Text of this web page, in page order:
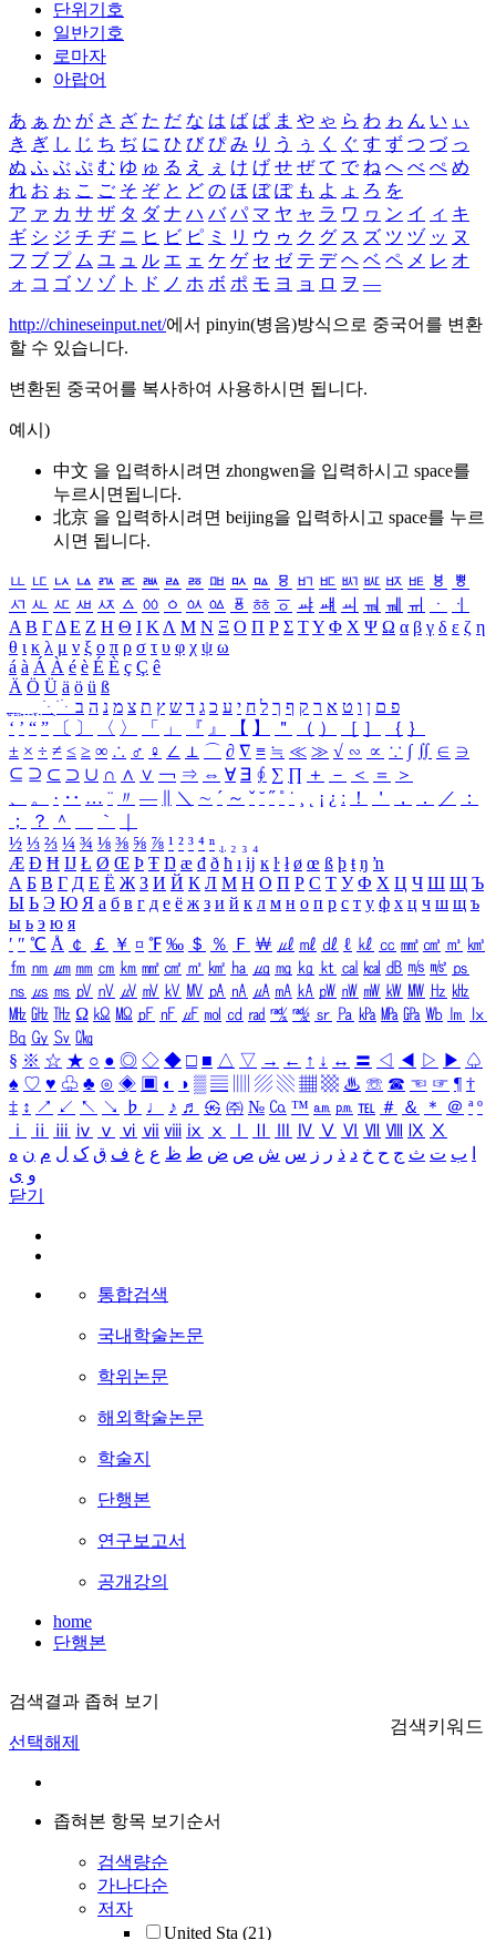
단위기호
일반기호
로마자
아랍어
あ ぁ か が さ ざ た だ な は ば ぱ ま や ゃ ら わ ゎ ん い ぃ
き ぎ し じ ち ぢ に ひ び ぴ み り う ぅ く ぐ す ず つ づ っ
ぬ ふ ぶ ぷ む ゆ ゅ る え ぇ け げ せ ぜ て で ね へ べ ぺ め
れ お ぉ こ ご そ ぞ と ど の ほ ぼ ぽ も よ ょ ろ を
ア ァ カ サ ザ タ ダ ナ ハ バ パ マ ヤ ャ ラ ワ ヮ ン イ ィ キ
ギ シ ジ チ ヂ ニ ヒ ビ ピ ミ リ ウ ゥ ク グ ス ズ ツ ヅ ッ ヌ
フ ブ プ ム ユ ュ ル エ ェ ケ ゲ セ ゼ テ デ ヘ ベ ペ メ レ オ
ォ コ ゴ ソ ゾ ト ド ノ ホ ボ ポ モ ヨ ョ ロ ヲ ―
http://chineseinput.net/에서 pinyin(병음)방식으로 중국어를 변환
할 수 있습니다.
변환된 중국어를 복사하여 사용하시면 됩니다.
예시)
中文 을 입력하시려면 zhongwen을 입력하시고 space를
누르시면됩니다.
北京 을 입력하시려면 beijing을 입력하시고 space를 누르
시면 됩니다.
ㅥ ㅦ ㅧ ㅨ ㅩ ㅪ ㅫ ㅬ ㅭ ㅮ ㅯ ㅰ ㅱ ㅲ ㅳ ㅴ ㅵ ㅶ ㅷ ㅸ
ㅹ
ㅺ ㅻ ㅼ ㅽ ㅾ ㅿ ㆀ ㆁ ㆂ ㆃ ㆄ ㆅ ㆆ ㆇ ㆈ ㆉ ㆊ ㆋ ㆌ ㆍ
ㆎ
Α Β ΓΔ Ε Ζ Η Θ Ι ΚΛ Μ Ν Ξ Ο Π Ρ Σ ΤΥ Φ Χ Ψ Ω α β γ δ ε ζ η
θ ι κ λ μ ν ξ ο π ρ σ τ υ φ χ ψ ω
á à Á À é è É È ç Ç ê
Ä Ö Ü ä ö ü ß
ִֶֹ ֻּ ׁׂ פ ם ן ו ט א ר ק ף ך ל ח י ע כ ג ד ש ץ ת צ מ נ ה ב
‘ ’ “ ” 〔 〕 〈 〉 「 」 『 』 【 】 ＂ （ ） ［ ］ ｛ ｝
± × ÷ ≠ ≤ ≥ ∞ ∴ ♂ ♀ ∠ ⊥ ⌒ ∂ ∇ ≡ ≒ ≪ ≫ √ ∽ ∝ ∵ ∫ ∬ ∈ ∋
⊆ ⊇ ⊂ ⊃ ∪ ∩ ∧ ∨ ￢ ⇒ ⇔ ∀ ∃ ∮ ∑ ∏ ＋ － ＜ ＝
＞
、
。 · ‥ … ¨ 〃 ― ＼ ∼ ´ ～ ˇ ˘ ˝ ˚ ˙ ¸ ¡ ¿ ː ！ ＇ ， ． ／
：
；
？ ＾ ｀
½ ⅓ ⅔ ¼ ¾ ⅛ ⅜ ⅝ ⅞ ¹ ² ³ ⁴ ⁿ ₁ ₂ ₃ ₄
Æ Ð Ħ Ĳ Ł Ø Œ Þ Ŧ Ŋ æ đ ð ħ ı ĳ ĸ ŀ ł ø œ ß þ ŧ ŋ ŉ
А Б В Г Д Е Ё Ж З И Й К Л М Н О П Р С Т У Ф Х Ц Ч Ш Щ Ъ
Ы Ь Э Ю Я а б в г д е ё ж з и й к л м н о п р с т у ф х ц ч ш щ ъ
ы ь э ю я
′ ″ ℃ Å ￠ ￡ ￥ ¤ ℉ ‰ ＄ ％ Ｆ ￦ ㎕ ㎖ ㎗ ℓ ㎘ ㏄ ㎣ ㎤ ㎥ ㎦
㎙ ㎚ ㎛ ㎜ ㎝ ㎞ ㎟ ㎠ ㎡ ㎢ ㏊ ㎍ ㎎ ㎏ ㏏ ㎈ ㎉ ㏈ ㎧ ㎨ ㎰
㎱ ㎲ ㎳ ㎴ ㎵ ㎶ ㎷ ㎸ ㎹ ㎀ ㎁ ㎂ ㎃ ㎄ ㎺ ㎻ ㎽ ㎾ ㎿ ㎐ ㎑
㎒ ㎓ ㎔ Ω ㏀ ㏁ ㎊ ㎋ ㎌ ㏖ ㏅ ㎭ ㎮ ㎯ ㏛ ㎩ ㎪ ㎫ ㎬ ㏝ ㏐
㏓
㏃ ㏉ ㏜ ㏆
§ ※ ☆ ★ ○ ● ◎ ◇ ◆ □ ■ △ ▽ → ← ↑ ↓ ↔ 〓 ◁ ◀ ▷ ▶ ♤
♠ ♡ ♥ ♧ ♣ ⊙ ◈ ▣ ◐ ◑ ▒ ▤ ▨ ▧ ▦ ▩ ♨ ☏ ☎ ☜ ☞ ¶ †
‡ ↕ ↗ ↙ ↖ ↘ ♭ ♩ ♪ ♬ ㉿ ㈜ № ㏇ ™ ㏂ ㏘ ℡ ＃ ＆ ＊ ＠ ª º
ⅰ
ⅱ ⅲ ⅳ ⅴ ⅵ ⅶ ⅷ ⅸ ⅹ Ⅳ Ⅴ Ⅵ Ⅶ Ⅷ Ⅸ Ⅹ
ب ت ث ج ح خ د ذ ر ز س ش ص ض ط ظ ع غ ف ق ک ل م ن ه
و ی
닫기
통합검색
국내학술논문
학위논문
해외학술논문
학술지
단행본
연구보고서
공개강의
home
단행본
검색결과 좁혀 보기
선택해제
좁혀본 항목 보기순서
검색량순
가나다순
저자
United Sta (21)
검색키워드